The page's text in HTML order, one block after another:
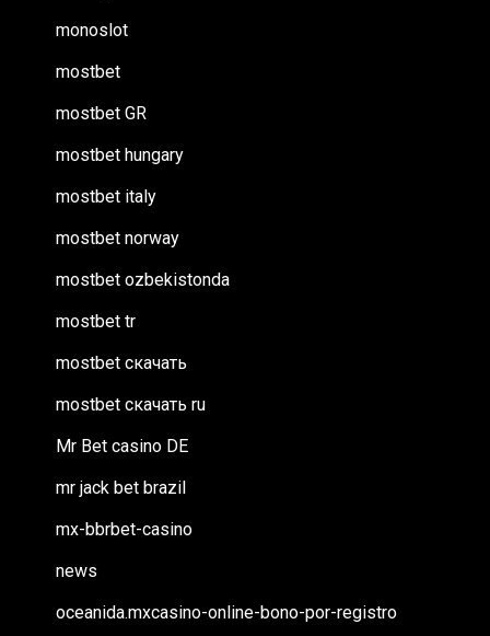
monoslot
mostbet
mostbet GR
mostbet hungary
mostbet italy
mostbet norway
mostbet ozbekistonda
mostbet tr
mostbet скачать
mostbet скачать ru
Mr Bet casino DE
mr jack bet brazil
mx-bbrbet-casino
news
oceanida.mxcasino-online-bono-por-registro